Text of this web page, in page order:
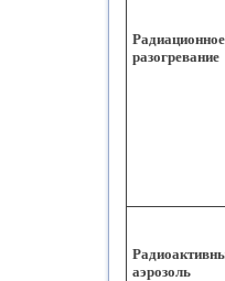
Радиационное
разогревание
аэрозоль